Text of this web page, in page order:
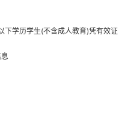
下学历学生(不含成人教育)凭有效证